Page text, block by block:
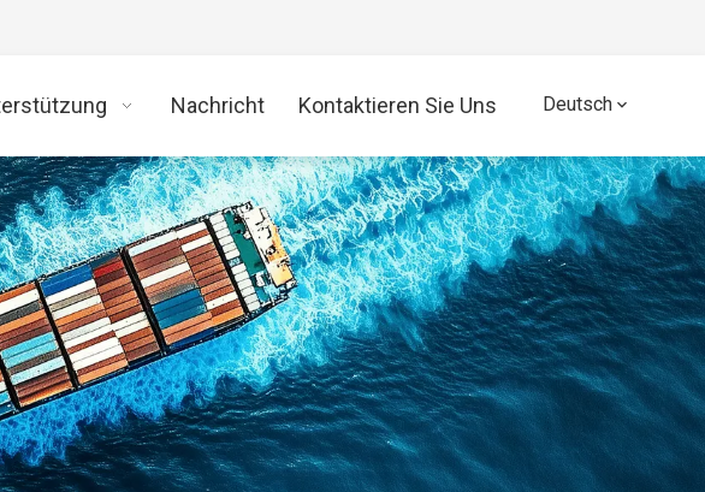
Nachricht Kontaktieren Sie Uns Deutsch